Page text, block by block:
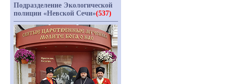
Подразделение Экологической
полиции «Невской Сечи»(537)